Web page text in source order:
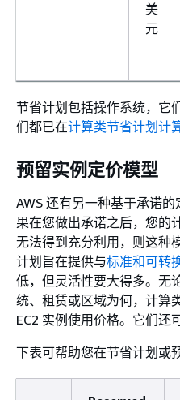
美
元
节省计划包括操作系统，它
们都已在计算类节省计划计
预留实例定价模型
AWS 还有另一种基于承诺
果在您做出承诺之后，您的
无法得到充分利用，则这种
计划旨在提供与标准和可转
低，但灵活性要大得多。无
统、租赁或区域为何，计算
EC2 实例使用价格。它们还
下表可帮助您在节省计划或